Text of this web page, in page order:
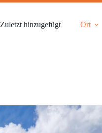
Zuletzt hinzugefügt Ort